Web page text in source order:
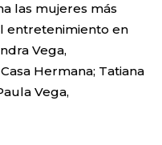
las mujeres más
entretenimiento en
Vega,
Hermana; Tatiana
Vega,